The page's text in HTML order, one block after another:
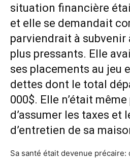
situation financière
et elle se demandait
parviendrait à subvenir
plus pressants. Elle
ses placements au jeu
dettes dont le total
000$. Elle n’était
d’assumer les taxes et
d’entretien de sa
Sa santé était devenue